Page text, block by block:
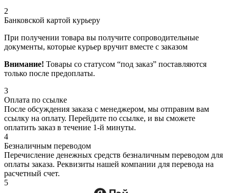
2
Банковской картой курьеру
При получении товара вы получите сопроводительные
документы, которые курьер вручит вместе с заказом
Внимание! Товары со статусом “под заказ” поставляются
только после предоплаты.
3
Оплата по ссылке
После обсуждения заказа с менеджером, мы отправим вам
ссылку на оплату. Перейдите по ссылке, и вы сможете
оплатить заказ в течение 1-й минуты.
4
Безналичным переводом
Перечисление денежных средств безналичным переводом для
оплаты заказа. Реквизиты нашей компании для перевода на
расчетный счет.
5